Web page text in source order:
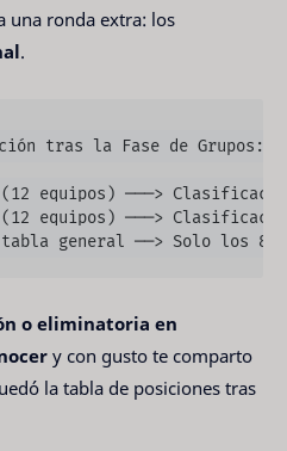
una ronda extra: los
.
tras la Fase de Grupos:
(12 equipos) ───>
(12 equipos) ───>
o eliminatoria en
y con gusto te comparto
la tabla de posiciones tras